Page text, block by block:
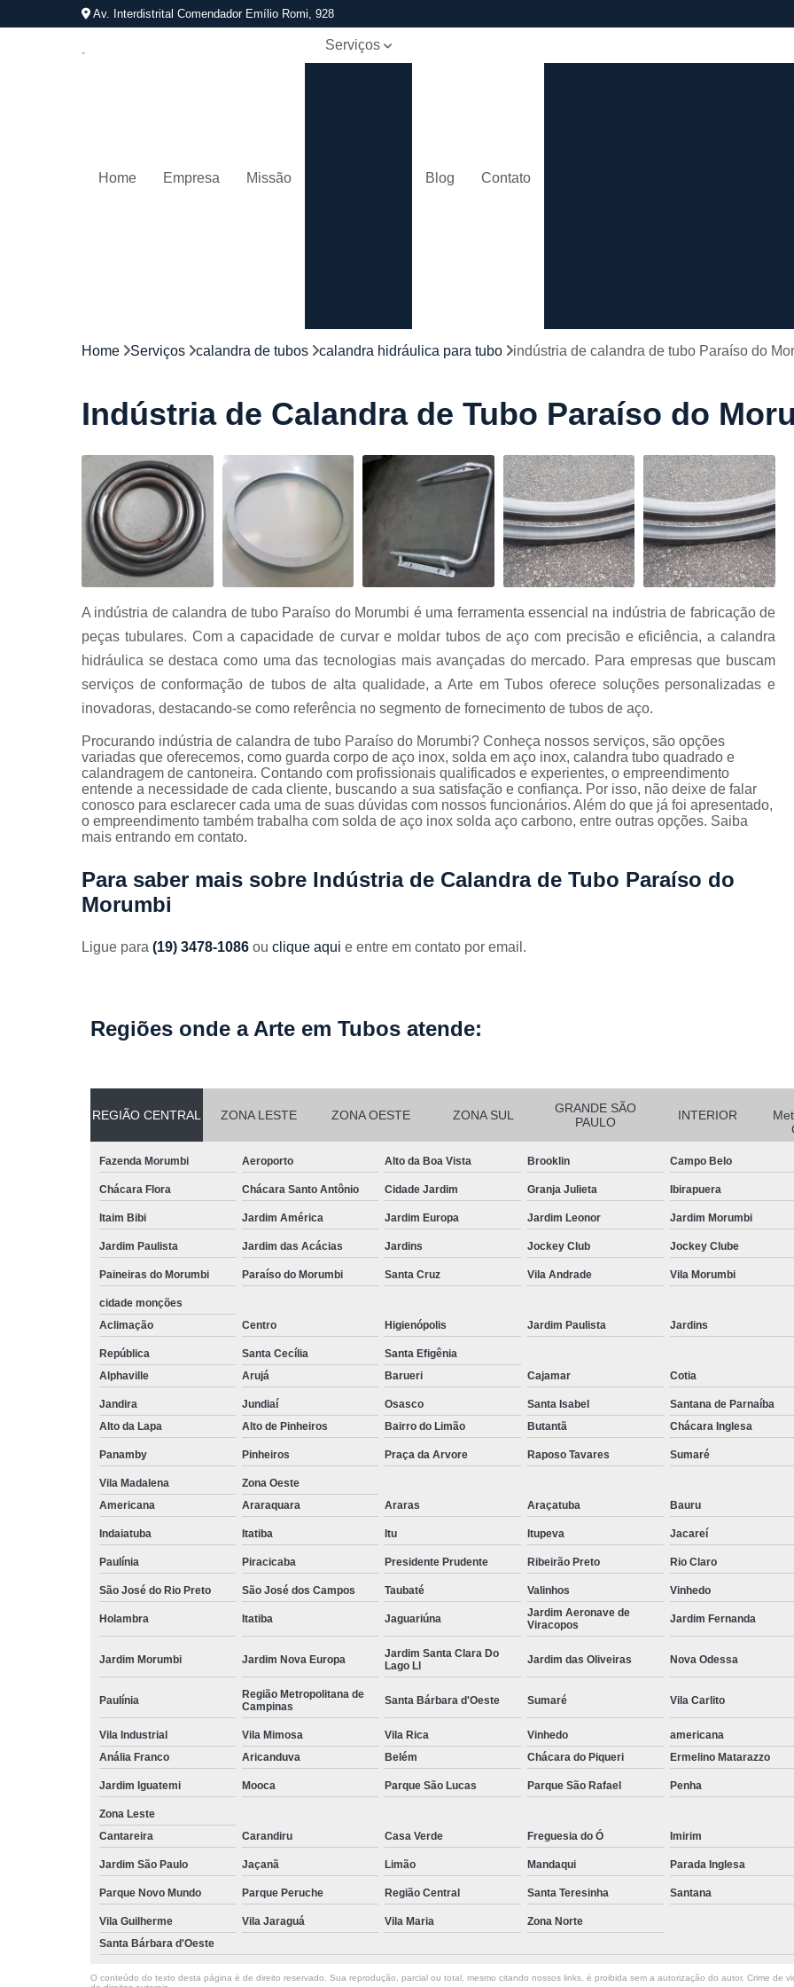
Av. Interdistrital Comendador Emílio Romi, 928
Home Empresa Missão
Serviços
Cortes a
Cortes de
Curvamento
de tubo
Dobra de
tubo
corte
Guarda
corpos
Guarda
corpos ferro
Guarda
corpos
corpos inox
Soldas em
aço carbono
Blog Contato
Calandragem Tubo em
Conformação com Tubo Tipo
Conformação em
Conformação para
Conformação Tubo de Metal
Corrimão Aço Tipo
Corrimão de
Corrimão de Aço Galvanizado
Corrimão em
Corrimão em Tubo de Aço
Corrimão Galvanizado com
Corrimão
Corrimão de Ferro
Corrimão Escada Interna Ferro
Corrimão Ferro de Escada
Corrimão Ferro Quadrado
Corrimão de Inox
Corrimão Escada
Corrimão Inox de Escada
Corrimão Inox para Escada
Corrimão Inox Quadrado
Corte a Laser Chapa Aço
Corte a Laser em Chapa
Solda a Laser
Corte a Laser em Chapa de
Corte Chapa a Laser
Corte de Chapa a Laser
Corte
Curvamento de Tubos
Curvamento de Tubos a
Curvamento de Tubos de Aço
Curvamento de Tubos
Corte e Dobra Chapa
Corte e
Dobra Chapa de Alumínio
Dobra de Chapa de
Dobra de Chapa de Ferro
Dobradeira de Chapa
Dobra de
Dobra Tubo com Maçarico
Dobra Tubo Quadrado
Empresa de Corte a Laser Chapa
Home Serviços calandra de tubos calandra hidráulica para tubo indústria de calandra de tubo Paraíso do
Indústria de Calandra de Tubo Paraíso do
A indústria de calandra de tubo Paraíso do Morumbi é uma ferramenta essencial na indústria de fabricação de
peças tubulares. Com a capacidade de curvar e moldar tubos de aço com precisão e eficiência, a calandra
hidráulica se destaca como uma das tecnologias mais avançadas do mercado. Para empresas que buscam
serviços de conformação de tubos de alta qualidade, a Arte em Tubos oferece soluções personalizadas e
inovadoras, destacando-se como referência no segmento de fornecimento de tubos de aço.
Procurando indústria de calandra de tubo Paraíso do Morumbi? Conheça nossos serviços, são opções
variadas que oferecemos, como guarda corpo de aço inox, solda em aço inox, calandra tubo quadrado e
calandragem de cantoneira. Contando com profissionais qualificados e experientes, o empreendimento
entende a necessidade de cada cliente, buscando a sua satisfação e confiança. Por isso, não deixe de falar
conosco para esclarecer cada uma de suas dúvidas com nossos funcionários. Além do que já foi apresentado,
o empreendimento também trabalha com solda de aço inox solda aço carbono, entre outras opções. Saiba
mais entrando em contato.
Para saber mais sobre Indústria de Calandra de Tubo Paraíso do
Morumbi
Ligue para (19) 3478-1086 ou clique aqui e entre em contato por email.
Regiões onde a Arte em Tubos atende:
REGIÃO CENTRAL ZONA LESTE ZONA OESTE ZONA SUL
GRANDE SÃO
PAULO
INTERIOR
Fazenda Morumbi Aeroporto Alto da Boa Vista Brooklin Campo Belo
Chácara Flora Chácara Santo Antônio Cidade Jardim Granja Julieta Ibirapuera
Itaim Bibi Jardim América Jardim Europa Jardim Leonor Jardim Morumbi
Jardim Paulista Jardim das Acácias Jardins Jockey Club Jockey Clube
Paineiras do Morumbi Paraíso do Morumbi Santa Cruz Vila Andrade Vila Morumbi
cidade monções
Aclimação
Centro Higienópolis Jardim Paulista Jardins
República Santa Cecília
Santa Efigênia
Alphaville
Arujá Barueri Cajamar Cotia
Jandira Jundiaí Osasco Santa Isabel Santana de Parnaíba
Alto da Lapa
Alto de Pinheiros Bairro do Limão Butantã Chácara Inglesa
Panamby Pinheiros Praça da Arvore Raposo Tavares Sumaré
Vila Madalena
Zona Oeste
Americana
Araraquara Araras Araçatuba Bauru
Indaiatuba Itatiba Itu Itupeva Jacareí
Paulínia Piracicaba Presidente Prudente Ribeirão Preto Rio Claro
São José do Rio Preto São José dos Campos Taubaté Valinhos Vinhedo
Holambra Itatiba Jaguariúna
Jardim Aeronave de
Viracopos
Jardim Fernanda
Jardim Morumbi Jardim Nova Europa
Jardim Santa Clara Do
Lago Ll
Jardim das Oliveiras Nova Odessa
Paulínia
Região Metropolitana de
Campinas
Santa Bárbara d'Oeste Sumaré Vila Carlito
Vila Industrial Vila Mimosa Vila Rica Vinhedo
americana
Anália Franco
Aricanduva Belém Chácara do Piqueri Ermelino Matarazzo
Jardim Iguatemi Mooca Parque São Lucas Parque São Rafael Penha
Zona Leste
Cantareira
Carandiru Casa Verde Freguesia do Ó Imirim
Jardim São Paulo Jaçanã Limão Mandaqui Parada Inglesa
Parque Novo Mundo Parque Peruche Região Central Santa Teresinha Santana
Vila Guilherme Vila Jaraguá Vila Maria
Zona Norte
Santa Bárbara d'Oeste
O conteúdo do texto desta página é de direito reservado. Sua reprodução, parcial ou total, mesmo citando nossos links, é proibida sem a autorização do autor. Crime de